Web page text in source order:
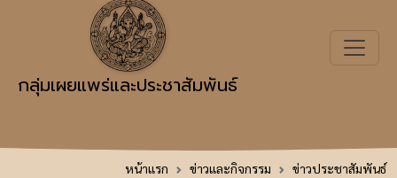
กลุ่มเผยแพร่และประชาสัมพันธ์
หน้าแรก ข่าวและกิจกรรม ข่าวประชาสัมพันธ์